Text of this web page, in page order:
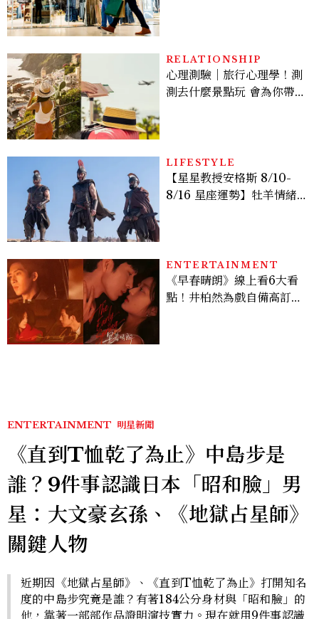
RELATIONSHIP
心理測驗｜旅行心理學！測
測去什麼景點玩 會為你帶來
LIFESTYLE
【星星教授安格斯 8/10-
8/16 星座運勢】牡羊情緒
ENTERTAINMENT
《早春晴朗》線上看6大看
點！井柏然為戲自備高訂，
ENTERTAINMENT 明星新聞
《直到T恤乾了為止》中島步是
誰？9件事認識日本「昭和臉」男
星：大文豪玄孫、《地獄占星師》
關鍵人物
近期因《地獄占星師》、《直到T恤乾了為止》打開知名
度的中島步究竟是誰？有著184公分身材與「昭和臉」的
他，靠著一部部作品證明演技實力。現在就用9件事認識